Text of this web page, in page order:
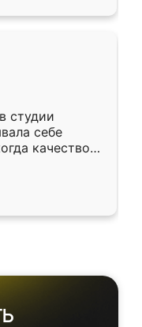
студии
себе
качеством
уже почти